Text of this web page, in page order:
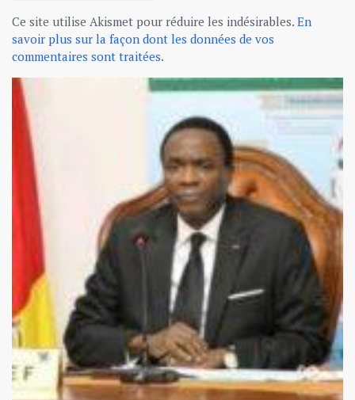
Ce site utilise Akismet pour réduire les indésirables. En
savoir plus sur la façon dont les données de vos
commentaires sont traitées.